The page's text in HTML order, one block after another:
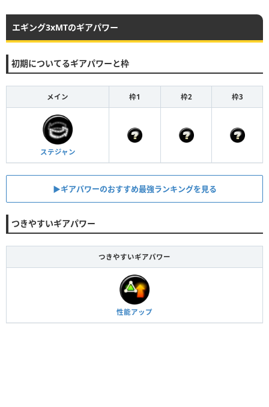
エギング3xMTのギアパワー
初期についてるギアパワーと枠
メイン 枠1 枠2 枠3
ステジャン
▶︎ギアパワーのおすすめ最強ランキングを見る
つきやすいギアパワー
つきやすいギアパワー
性能アップ